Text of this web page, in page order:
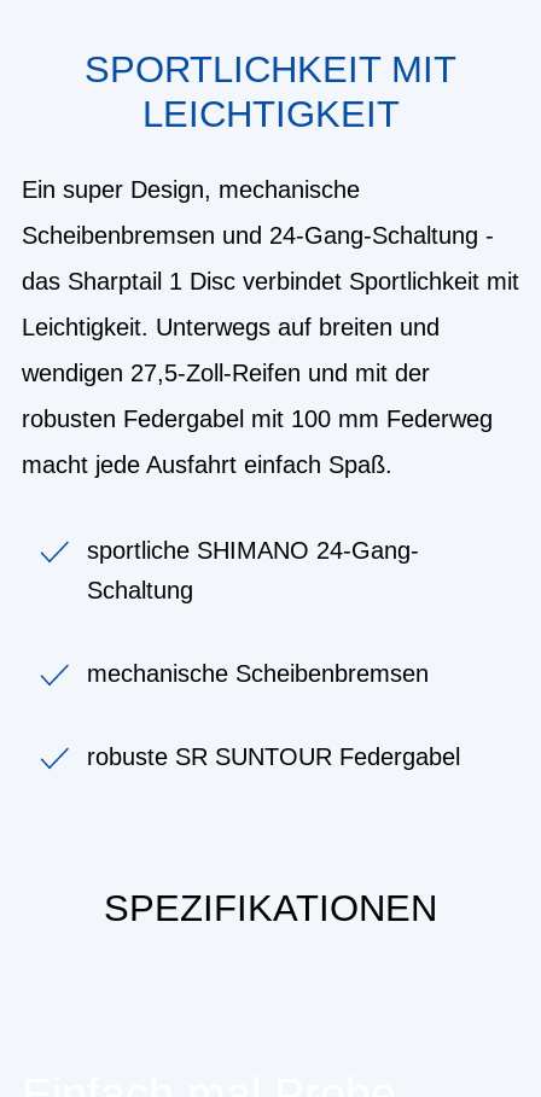
SPORTLICHKEIT MIT
LEICHTIGKEIT
Ein super Design, mechanische
Scheibenbremsen und 24-Gang-Schaltung -
das Sharptail 1 Disc verbindet Sportlichkeit mit
Leichtigkeit. Unterwegs auf breiten und
wendigen 27,5-Zoll-Reifen und mit der
robusten Federgabel mit 100 mm Federweg
macht jede Ausfahrt einfach Spaß.
sportliche SHIMANO 24-Gang-
Schaltung
mechanische Scheibenbremsen
robuste SR SUNTOUR Federgabel
SPEZIFIKATIONEN